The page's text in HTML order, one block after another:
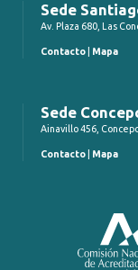
Sede
Av. Plaza 680, Las
Contacto Mapa
Sede
Ainavillo 456,
Contacto Mapa